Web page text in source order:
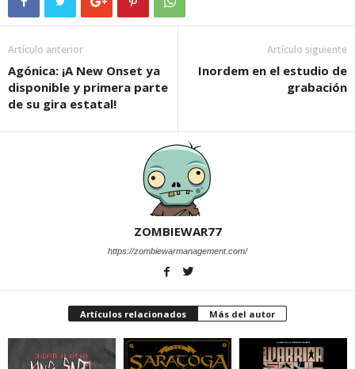
Artículo anterior
Agónica: ¡A New Onset ya
disponible y primera parte
de su gira estatal!
Artículo siguiente
Inordem en el estudio de
grabación
ZOMBIEWAR77
https://zombiewarmanagement.com/
Artículos relacionados Más del autor